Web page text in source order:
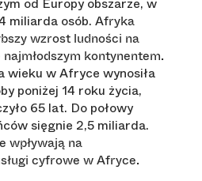
miliarda osób. Afryka
wzrost ludności na
kontynentem.
wieku w Afryce wynosiła
poniżej 14 roku życia,
65 lat. Do połowy
sięgnie 2,5 miliarda.
wpływają na
cyfrowe w Afryce.